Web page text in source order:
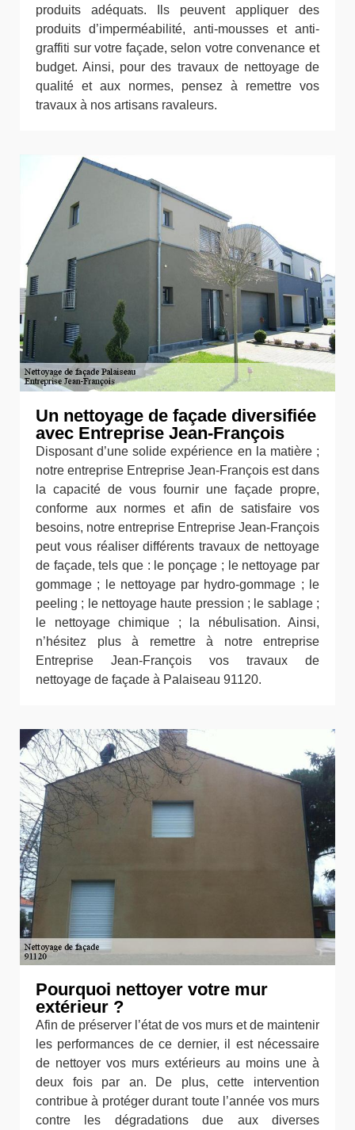
produits adéquats. Ils peuvent appliquer des
produits d’imperméabilité, anti-mousses et anti-
graffiti sur votre façade, selon votre convenance et
budget. Ainsi, pour des travaux de nettoyage de
qualité et aux normes, pensez à remettre vos
travaux à nos artisans ravaleurs.
Un nettoyage de façade diversifiée
avec Entreprise Jean-François
Disposant d’une solide expérience en la matière ;
notre entreprise Entreprise Jean-François est dans
la capacité de vous fournir une façade propre,
conforme aux normes et afin de satisfaire vos
besoins, notre entreprise Entreprise Jean-François
peut vous réaliser différents travaux de nettoyage
de façade, tels que : le ponçage ; le nettoyage par
gommage ; le nettoyage par hydro-gommage ; le
peeling ; le nettoyage haute pression ; le sablage ;
le nettoyage chimique ; la nébulisation. Ainsi,
n’hésitez plus à remettre à notre entreprise
Entreprise Jean-François vos travaux de
nettoyage de façade à Palaiseau 91120.
Pourquoi nettoyer votre mur
extérieur ?
Afin de préserver l’état de vos murs et de maintenir
les performances de ce dernier, il est nécessaire
de nettoyer vos murs extérieurs au moins une à
deux fois par an. De plus, cette intervention
contribue à protéger durant toute l’année vos murs
contre les dégradations due aux diverses